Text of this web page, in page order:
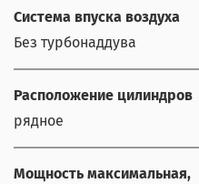
Система впуска воздуха
Без турбонаддува
Расположение цилиндров
рядное
Мощность максимальная,